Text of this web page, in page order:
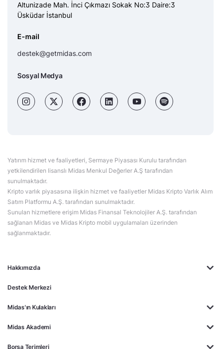
Hakkımızda
Destek Merkezi
Midas'ın Kulakları
Midas Akademi
Borsa Terimleri
Altunizade Mah. İnci Çıkmazı Sokak No:3 Daire:3
Üsküdar İstanbul
E-mail
destek@getmidas.com
Sosyal Medya
Yatırım hizmet ve faaliyetleri, Sermaye Piyasası Kurulu tarafından
yetkilendirilen lisanslı Midas Menkul Değerler A.Ş tarafından
sunulmaktadır.
Kripto varlık piyasasına ilişkin hizmet ve faaliyetler Midas Kripto Varlık Alım
Satım Platformu A.Ş. tarafından sunulmaktadır.
Sunulan hizmetlere erişim Midas Finansal Teknolojiler A.Ş. tarafından
sağlanan Midas ve Midas Kripto mobil uygulamaları üzerinden
sağlanmaktadır.